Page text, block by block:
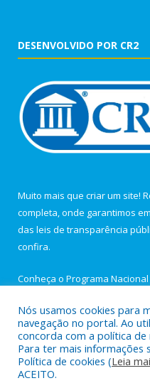
DESENVOLVIDO POR CR2
Muito mais que criar um site!
completa, onde garantimos
das leis de transparência
confira.
Conheça o Programa
Todos os direitos
Nós usamos cookies para
navegação no portal. Ao
concorda com a política
Para ter mais informações
Política de cookies (Leia
ACEITO.